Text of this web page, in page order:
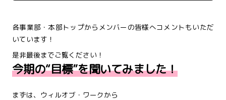
各事業部・本部トップからメンバーの皆様へコメントもいただ
いています！
是非最後までご覧ください！
今期の“目標”を聞いてみました！
まずは、ウィルオブ・ワークから